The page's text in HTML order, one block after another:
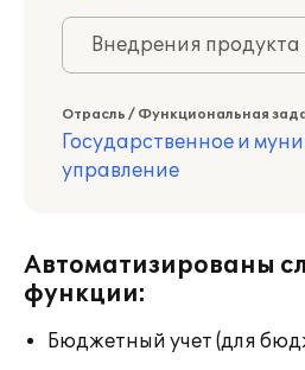
Внедрения
Отрасль / Функциональная
Государственное и
управление
Автоматизированы
функции:
Бюджетный учет (для